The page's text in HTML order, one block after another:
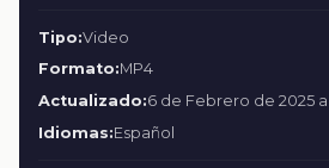
Tipo:Video
Formato:MP4
Actualizado:6 de Febrero de 2025 a
Idiomas:Español